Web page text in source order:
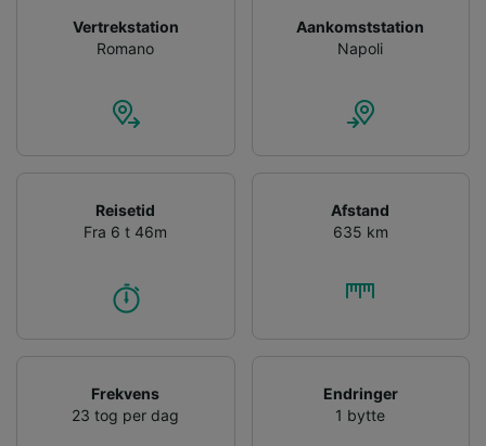
Vertrekstation
Romano
Aankomststation
Napoli
Reisetid
Fra 6 t 46m
Afstand
635 km
Frekvens
23 tog per dag
Endringer
1 bytte